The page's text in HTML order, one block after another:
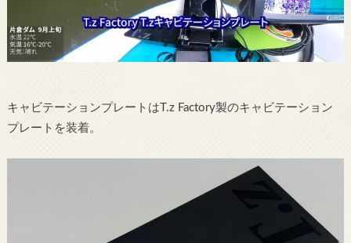
キャビテーションプレートはT.z Factory製のキャビテーション
プレートを装着。